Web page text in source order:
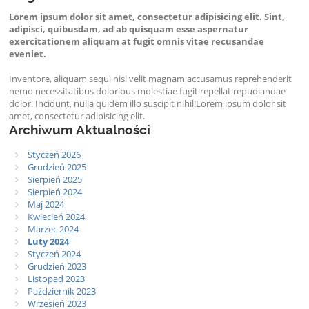
Lorem ipsum dolor sit amet, consectetur adipisicing elit. Sint,
adipisci, quibusdam, ad ab quisquam esse aspernatur
exercitationem aliquam at fugit omnis vitae recusandae
eveniet.
Inventore, aliquam sequi nisi velit magnam accusamus reprehenderit
nemo necessitatibus doloribus molestiae fugit repellat repudiandae
dolor. Incidunt, nulla quidem illo suscipit nihil!Lorem ipsum dolor sit
amet, consectetur adipisicing elit.
Archiwum Aktualności
Styczeń 2026
Grudzień 2025
Sierpień 2025
Sierpień 2024
Maj 2024
Kwiecień 2024
Marzec 2024
Luty 2024
Styczeń 2024
Grudzień 2023
Listopad 2023
Październik 2023
Wrzesień 2023